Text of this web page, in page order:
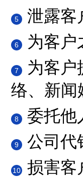
5 泄露客
6 为客户
7
为客户
络、新闻
8 委托他
9 公司代
10 损害客